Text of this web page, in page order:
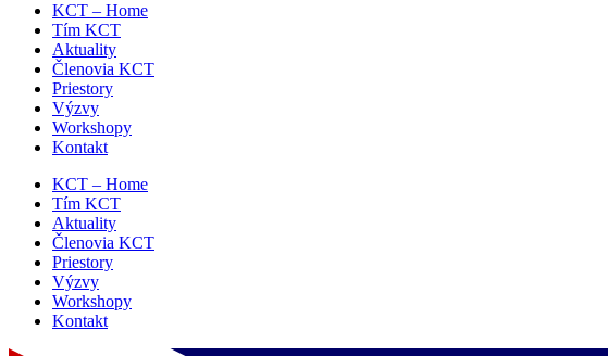
KCT – Home
Tím KCT
Aktuality
Členovia KCT
Priestory
Výzvy
Workshopy
Kontakt
KCT – Home
Tím KCT
Aktuality
Členovia KCT
Priestory
Výzvy
Workshopy
Kontakt